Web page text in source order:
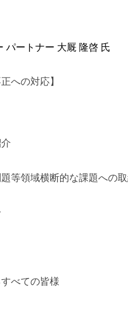
パートナー 大厩 隆啓 氏
への対応】
等領域横断的な課題への
べての皆様